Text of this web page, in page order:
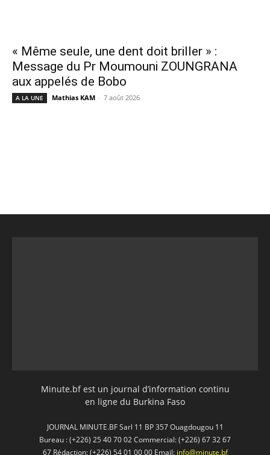
« Même seule, une dent doit briller » :
Message du Pr Moumouni ZOUNGRANA
aux appelés de Bobo
A LA UNE Mathias KAM - 7 août 2026
Minute.bf est un journal d’information continu
en ligne du Burkina Faso
JOURNAL MINUTE.BF Sarl 11 BP 357 Ouagdougou 11
Bureau : (+226) 25 40 70 02 Commercial: (+226) 67 32 67
67 Rédaction: (+226) 54 01 00 00 Email: info@minute.bf